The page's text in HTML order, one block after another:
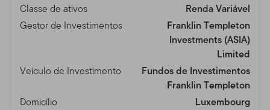
Classe de ativos
Renda Variável
Gestor de Investimentos
Franklin Templeton
Investments (ASIA)
Limited
Veículo de Investimento
Fundos de Investimentos
Franklin Templeton
Domicílio
Luxembourg